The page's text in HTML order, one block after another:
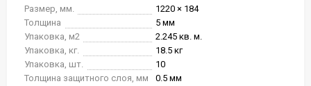
Размер, мм.
1220 × 184
Толщина
5 мм
Упаковка, м2
2.245 кв. м.
Упаковка, кг.
18.5 кг
Упаковка, шт.
10
Толщина защитного слоя, мм
0.5 мм